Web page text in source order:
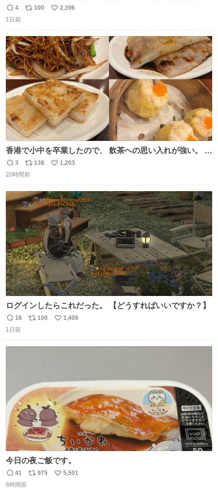
返
信
4
リ
ト
数
100
い
数
2,396
1日前
香港で小中を卒業したので、 飲茶への思い入れが強い。 常
に現地の味を探している。 横浜中華街まで行き、店を厳選
すれば流石に出会えるけど、もっと近場で気軽に行ける店
たけど、 総合的には満足。
返
信
3
リ
ポ
ト
数
138
い
数
1,203
20時間前
ログインしたらこれだった。 【どうすればいいですか？】
返
信
16
リ
100
い
1,408
1日前
今日の夜ご飯です。
返
信
41
リ
975
い
5,501
6時間前